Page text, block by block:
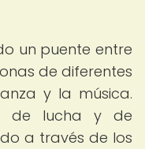
un puente entre
de diferentes
y la música.
de lucha y de
a través de los